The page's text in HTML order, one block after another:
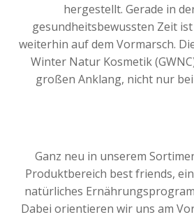
hergestellt. Gerade in
gesundheitsbewussten Zeit
weiterhin auf dem Vormarsch.
Winter Natur Kosmetik
großen Anklang, nicht nur
Ganz neu in unserem
Produktbereich best friends,
natürliches
Dabei orientieren wir uns am